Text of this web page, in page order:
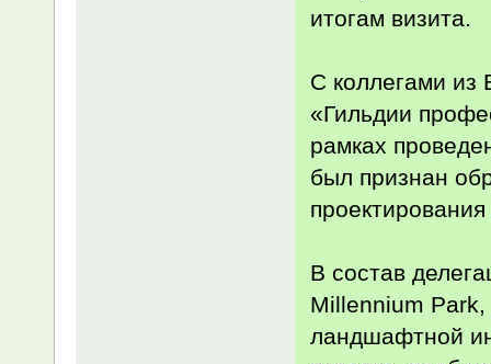
итогам визита.
С коллегами из
«Гильдии
рамках
был признан
В состав
Millennium
ландшафтной